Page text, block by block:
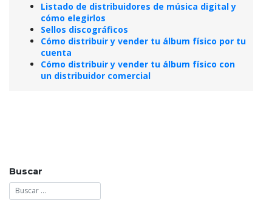
Listado de distribuidores de música digital y
cómo elegirlos
Sellos discográficos
Cómo distribuir y vender tu álbum físico por tu
cuenta
Cómo distribuir y vender tu álbum físico con
un distribuidor comercial
Buscar